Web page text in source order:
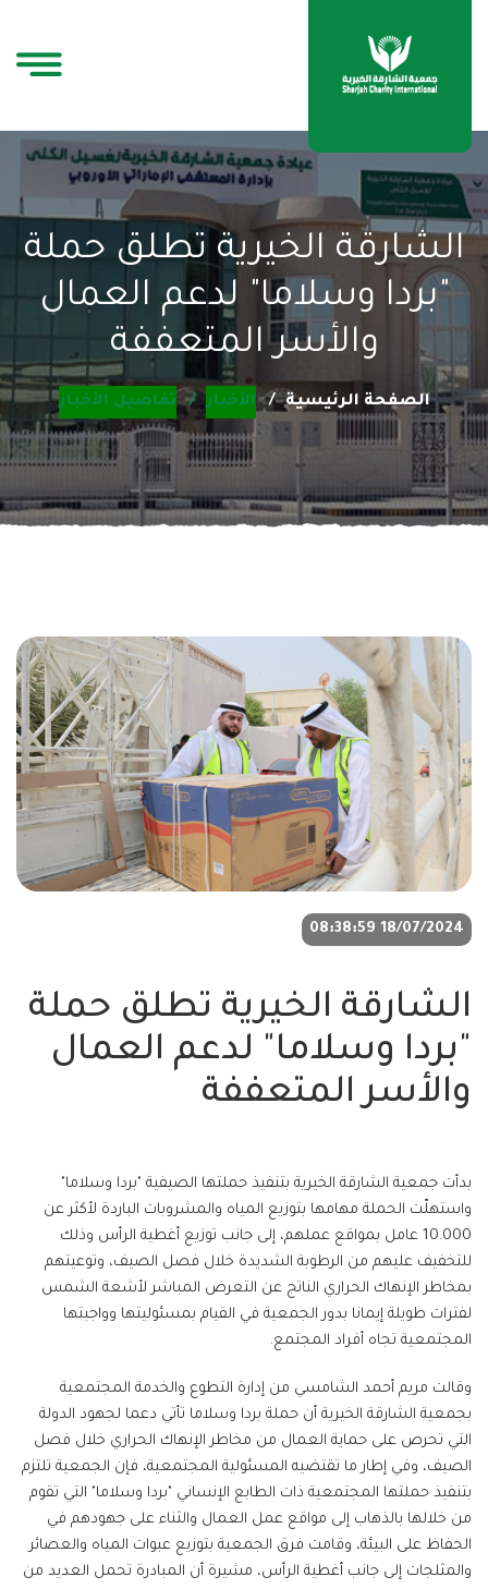
الشارقة الخيرية تطلق حملة
"بردا وسلاما" لدعم العمال
والأسر المتعففة
الصفحة الرئيسية الأخبار تفاصيل الأخبار
18/07/2024 08:38:59
الشارقة الخيرية تطلق حملة
"بردا وسلاما" لدعم العمال
والأسر المتعففة
بدأت جمعية الشارقة الخيرية بتنفيذ حملتها الصيفية "بردا وسلاما"
واستهلّت الحملة مهامها بتوزيع المياه والمشروبات الباردة لأكثر عن
10.000 عامل بمواقع عملهم، إلى جانب توزيع أغطية الرأس وذلك
للتخفيف عليهم من الرطوبة الشديدة خلال فصل الصيف، وتوعيتهم
بمخاطر الإنهاك الحراري الناتج عن التعرض المباشر لأشعة الشمس
لفترات طويلة إيمانا بدور الجمعية في القيام بمسئوليتها وواجبتها
المجتمعية تجاه أفراد المجتمع.
وقالت مريم أحمد الشامسي من إدارة التطوع والخدمة المجتمعية
بجمعية الشارقة الخيرية أن حملة بردا وسلاما تأتي دعما لجهود الدولة
التي تحرص على حماية العمال من مخاطر الإنهاك الحراري خلال فصل
الصيف، وفي إطار ما تقتضيه المسئولية المجتمعية، فإن الجمعية تلتزم
بتنفيذ حملتها المجتمعية ذات الطابع الإنساني "بردا وسلاما" التي تقوم
من خلالها بالذهاب إلى مواقع عمل العمال والثناء على جهودهم في
الحفاظ على البيئة، وقامت فرق الجمعية بتوزيع عبوات المياه والعصائر
والمثلجات إلى جانب أغطية الرأس، مشيرة أن المبادرة تحمل العديد من